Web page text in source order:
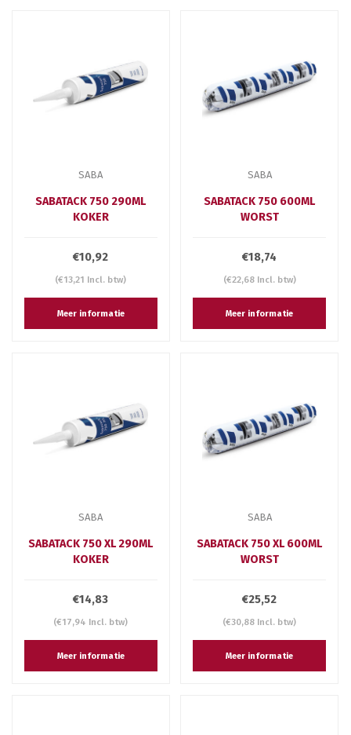
SABA
SABATACK 750 290ML
KOKER
€10,92
(€13,21 Incl. btw)
Meer informatie
SABA
SABATACK 750 600ML
WORST
€18,74
(€22,68 Incl. btw)
Meer informatie
SABA
SABATACK 750 XL 290ML
KOKER
€14,83
(€17,94 Incl. btw)
Meer informatie
SABA
SABATACK 750 XL 600ML
WORST
€25,52
(€30,88 Incl. btw)
Meer informatie